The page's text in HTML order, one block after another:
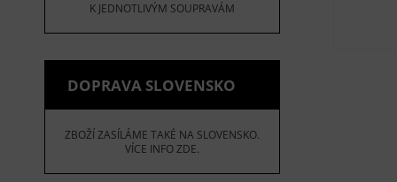
K JEDNOTLIVÝM SOUPRAVÁM
DOPRAVA SLOVENSKO
ZBOŽÍ ZASÍLÁME TAKÉ NA SLOVENSKO.
VÍCE INFO ZDE.